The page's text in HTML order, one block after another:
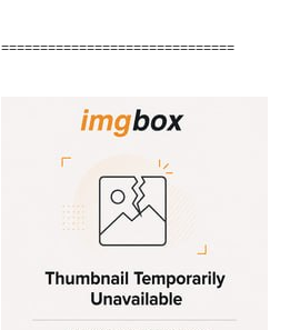
==============================